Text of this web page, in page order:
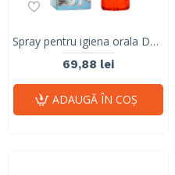
Spray pentru igiena orala DENTICAN SPRAY Stangest, 125 ml
69,88 lei
ADAUGĂ ÎN COŞ